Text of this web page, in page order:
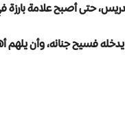
حتى أصبح علامة بارزة
فسيح جنانه، وأن يلهم